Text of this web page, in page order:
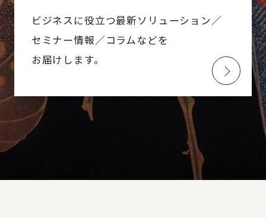
ビジネスに役立つ最新ソリューション／
セミナー情報／コラムなどを
お届けします。